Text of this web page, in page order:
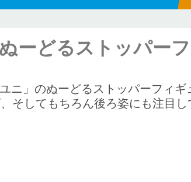
ーどるストッパー
ニ」のぬーどるストッパーフィ
そしてもちろん後ろ姿にも注目